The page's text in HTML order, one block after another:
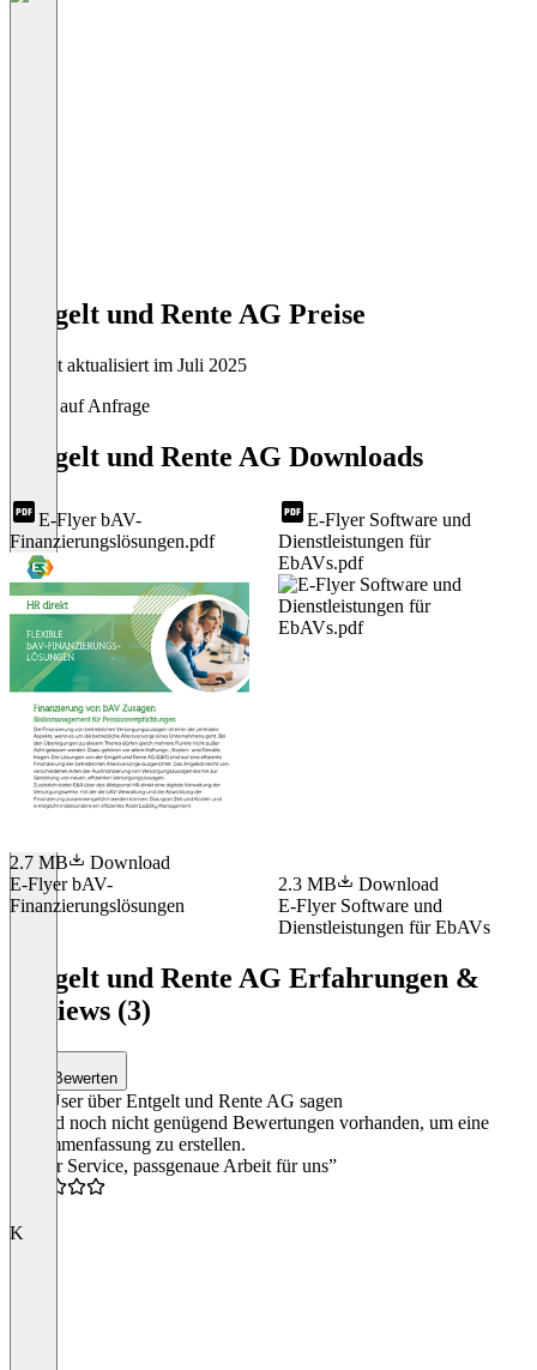
Entgelt und Rente AG Preise
Zuletzt aktualisiert im Juli 2025
Preise auf Anfrage
Entgelt und Rente AG Downloads
E-Flyer bAV-
Finanzierungslösungen.pdf
2.7 MB
Download
E-Flyer bAV-
Finanzierungslösungen
E-Flyer Software und
Dienstleistungen für
EbAVs.pdf
2.3 MB
Download
E-Flyer Software und
Dienstleistungen für EbAVs
Entgelt und Rente AG Erfahrungen &
Reviews (3)
Bewerten
Was User über Entgelt und Rente AG sagen
Es sind noch nicht genügend Bewertungen vorhanden, um eine
Zusammenfassung zu erstellen.
“Toller Service, passgenaue Arbeit für uns”
K